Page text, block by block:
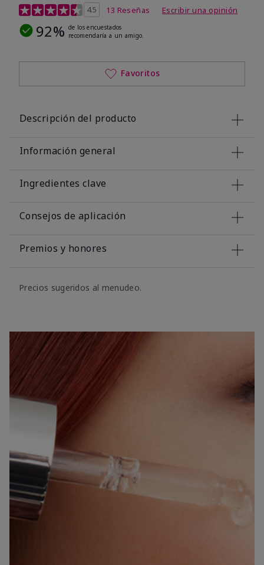
Calificación de clientes de 3,2 de 5
4.5 13 Reseñas Escribir una opinión
92% de los encuestados
recomendaría a un amigo.
Favoritos
Descripción del producto
Información general
Ingredientes clave
Consejos de aplicación
Premios y honores
Precios sugeridos al menudeo.